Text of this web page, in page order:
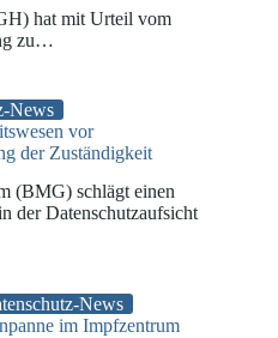
hat mit Urteil vom
zu…
News
vor
der Zuständigkeit
(BMG) schlägt einen
der Datenschutzaufsicht
News
im Impfzentrum